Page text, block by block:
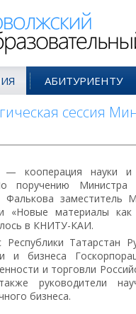
АБИТУРИЕНТУ
сессия
— кооперация науки и
поручению
Фалькова заместитель
«Новые материалы
в КНИТУ-КАИ.
Татарстан
и бизнеса
и торговли
руководители
бизнеса.